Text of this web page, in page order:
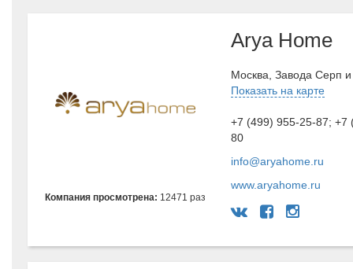
Компания просмотрена: 12471 раз
Arya Home
Москва, Завода Серп
Показать на карте
+7 (499) 955-25-87; +7
80
info@aryahome.ru
www.aryahome.ru